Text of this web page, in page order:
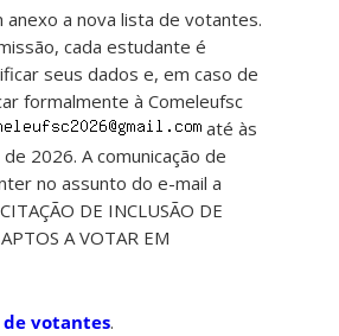
a nova lista de votantes.
cada estudante é
seus dados e, em caso de
formalmente à Comeleufsc
até às
2026. A comunicação de
no assunto do e-mail a
DE INCLUSÃO DE
A VOTAR EM
votantes.